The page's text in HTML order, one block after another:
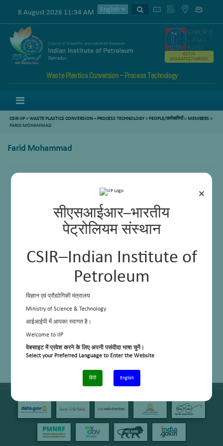
×
सीएसआईआर–भारतीय
पेट्रोलियम संस्थान
CSIR–Indian Institute of
Petroleum
विज्ञान एवं प्रौद्योगिकी मंत्रालय
Ministry of Science & Technology
आईआईपी में आपका स्वागत है।
Welcome to IIP
वेबसाइट में प्रवेश करने के लिए अपनी पसंदीदा भाषा चुनें।
Select your Preferred Language to Enter the Website
हिंदी English
8 August 2026 11:34 AM
Waste Plastics Conversion – Process Technology
GSTIN
05AAATC2716R2ZK
CSIR IIP>WASTE PLASTICS CONVERSION – PROCESS TECHNOLOGY> PEOPLE/कर्मचारियों> MEMBERS>
FARID MOHAMMAD
Farid Mohammad